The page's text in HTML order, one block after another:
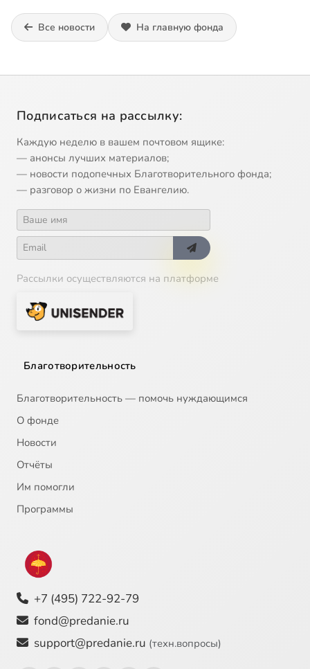
Все новости На главную фонда
Подписаться на рассылку:
Каждую неделю в вашем почтовом ящике:
— анонсы лучших материалов;
— новости подопечных Благотворительного фонда;
— разговор о жизни по Евангелию.
Рассылки осуществляются на платформе
Благотворительность
Благотворительность — помочь нуждающимся
О фонде
Новости
Отчёты
Им помогли
Программы
+7 (495) 722-92-79
fond@predanie.ru
support@predanie.ru (техн.вопросы)